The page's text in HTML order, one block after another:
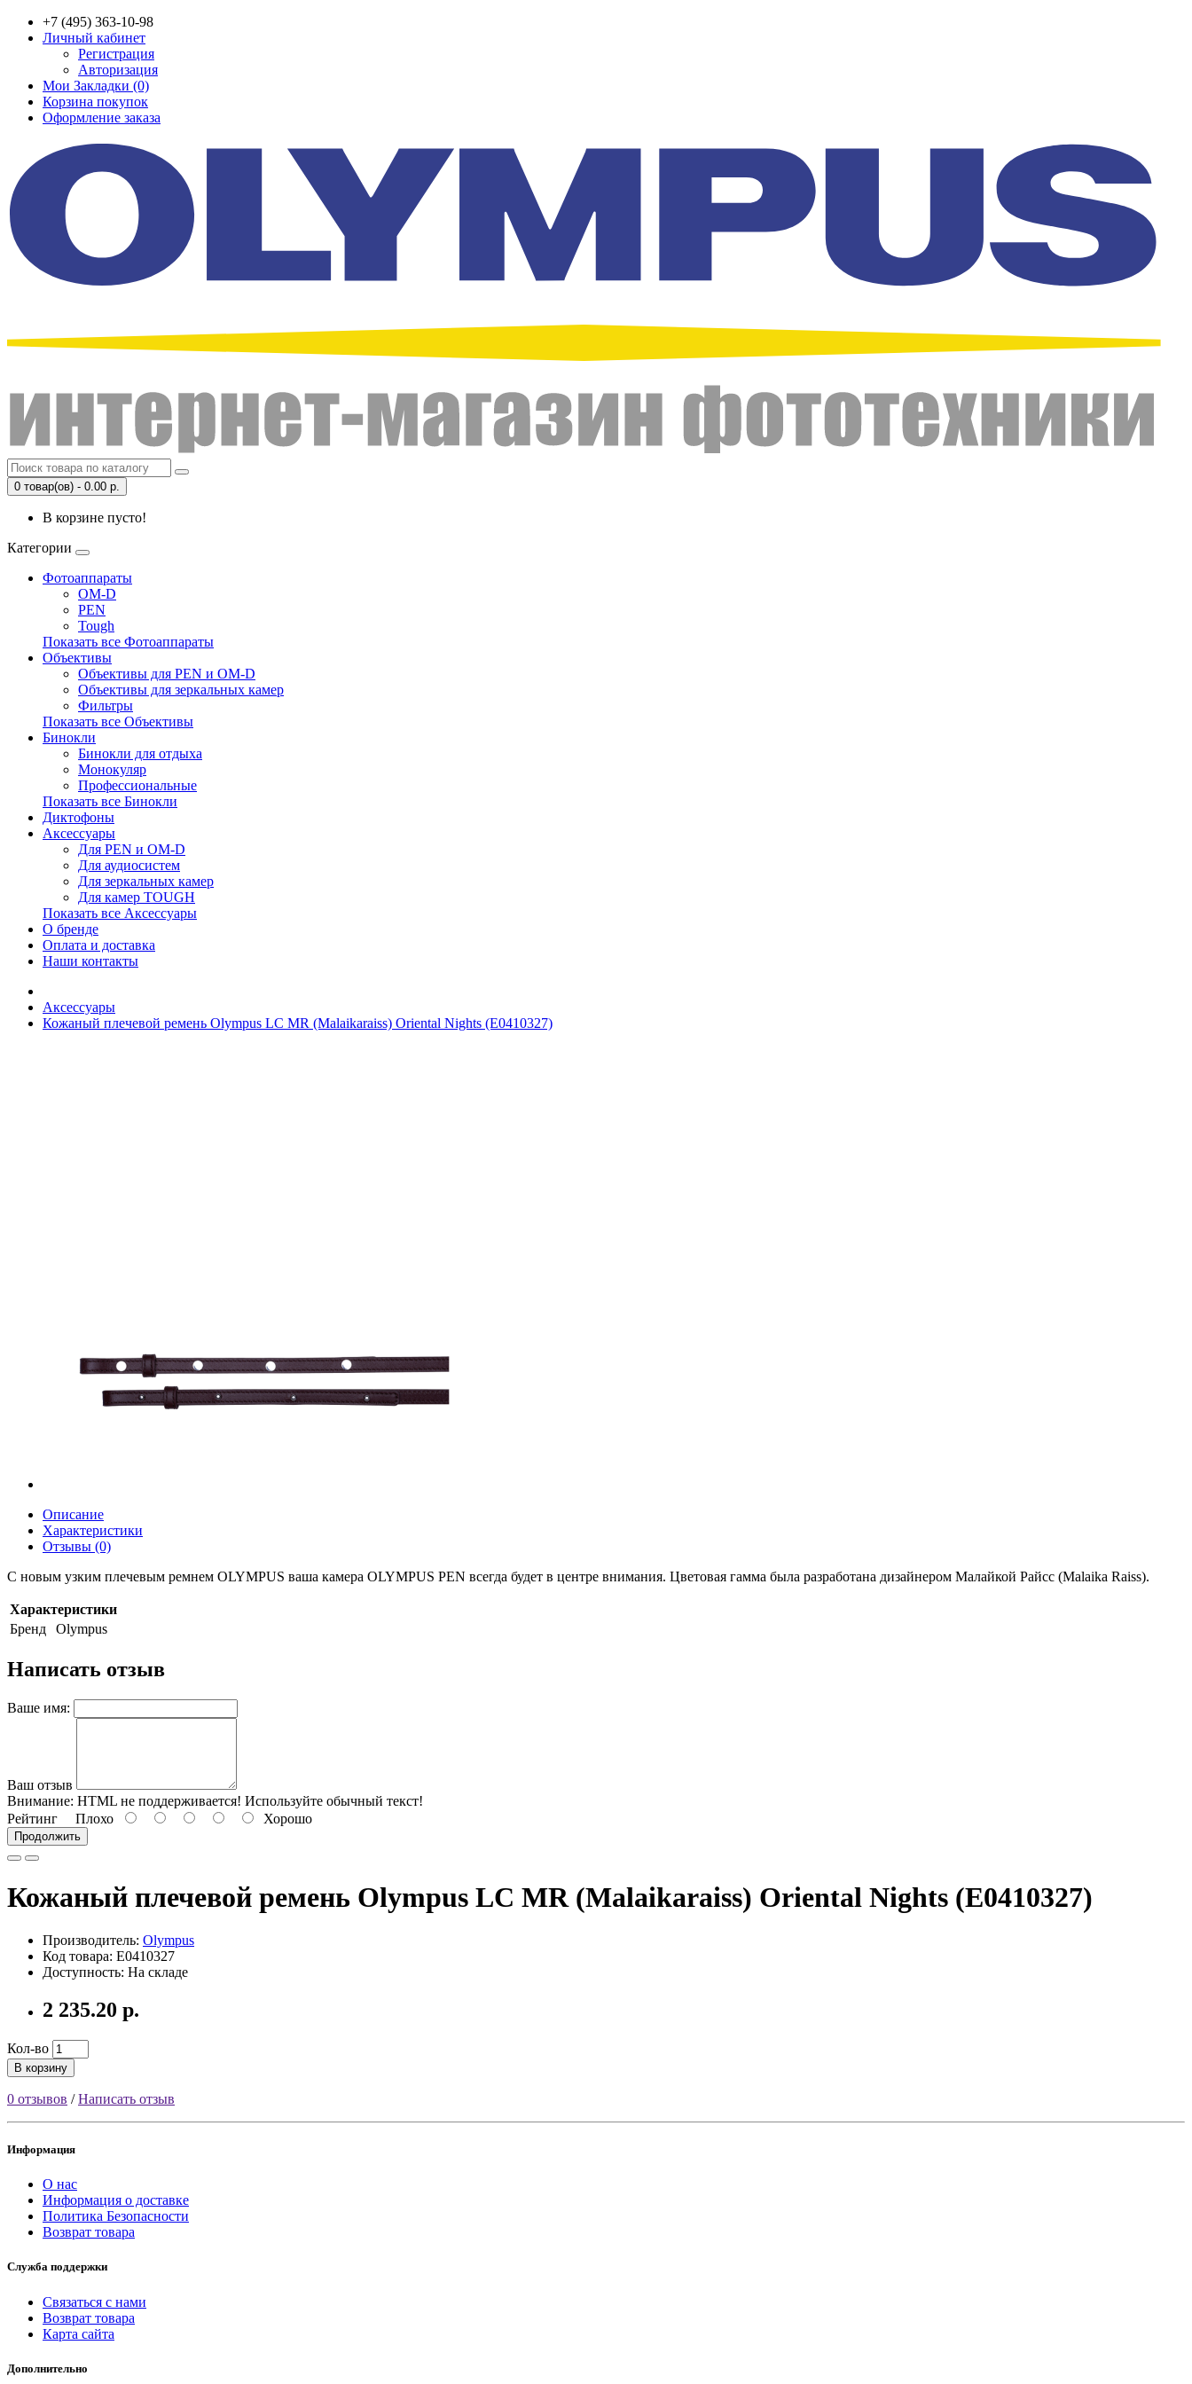
+7 (495) 363-10-98
Личный кабинет
Регистрация
Авторизация
Мои Закладки (0)
Корзина покупок
Оформление заказа
0 товар(ов) - 0.00 р.
В корзине пусто!
Категории
Фотоаппараты
OM-D
PEN
Tough
Показать все Фотоаппараты
Объективы
Объективы для PEN и OM-D
Объективы для зеркальных камер
Фильтры
Показать все Объективы
Бинокли
Бинокли для отдыха
Монокуляр
Профессиональные
Показать все Бинокли
Диктофоны
Аксессуары
Для PEN и OM-D
Для аудиосистем
Для зеркальных камер
Для камер TOUGH
Показать все Аксессуары
О бренде
Оплата и доставка
Наши контакты
Аксессуары
Кожаный плечевой ремень Olympus LC MR (Malaikaraiss) Oriental Nights (E0410327)
Описание
Характеристики
Отзывы (0)
С новым узким плечевым ремнем OLYMPUS ваша камера OLYMPUS PEN всегда будет в центре внимания. Цветовая гамма была разработана дизайнером Малайкой Райсc (Malaika Raiss).
Характеристики
Бренд
Olympus
Написать отзыв
Ваше имя:
Ваш отзыв
Внимание: HTML не поддерживается! Используйте обычный текст!
Рейтинг Плохо Хорошо
Продолжить
Кожаный плечевой ремень Olympus LC MR (Malaikaraiss) Oriental Nights (E0410327)
Производитель: Olympus
Код товара: E0410327
Доступность: На складе
2 235.20 р.
Кол-во
В корзину
0 отзывов /Написать отзыв
Информация
О нас
Информация о доставке
Политика Безопасности
Возврат товара
Служба поддержки
Связаться с нами
Возврат товара
Карта сайта
Дополнительно